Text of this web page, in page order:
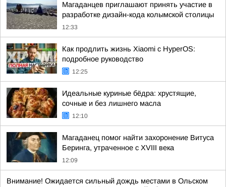
Магаданцев приглашают принять участие в
разработке дизайн-кода колымской столицы
12:33
Как продлить жизнь Xiaomi с HyperOS:
подробное руководство
12:25
Идеальные куриные бёдра: хрустящие,
сочные и без лишнего масла
12:10
Магаданец помог найти захоронение Витуса
Беринга, утраченное с XVIII века
12:09
Внимание! Ожидается сильный дождь местами в Ольском